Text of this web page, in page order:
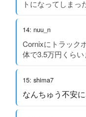
トになってしまっ
14: nuu_n
Cornixにトラック
体で3.5万円くらい
15: shima7
なんちゅう不安